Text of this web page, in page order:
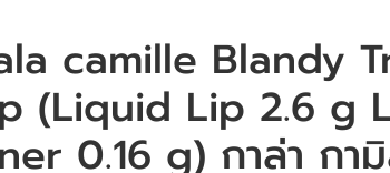
camille Blandy
(Liquid Lip 2.6 g
0.16 g) กาล่า กา